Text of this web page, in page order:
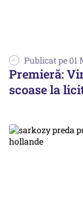
Publicat pe 01
Premieră:
scoase la